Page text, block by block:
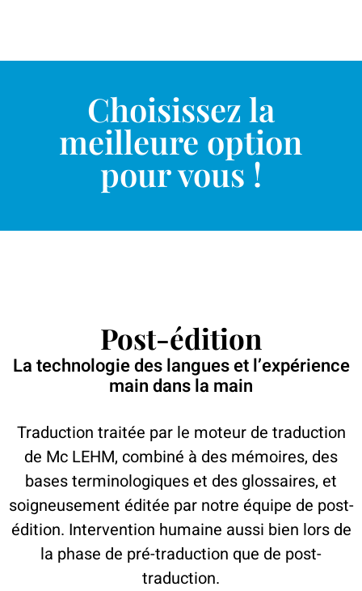
Choisissez la
meilleure option
pour vous !
Post-édition
La technologie des langues et l’expérience
main dans la main
Traduction traitée par le moteur de traduction
de Mc LEHM, combiné à des mémoires, des
bases terminologiques et des glossaires, et
soigneusement éditée par notre équipe de post-
édition. Intervention humaine aussi bien lors de
la phase de pré-traduction que de post-
traduction.